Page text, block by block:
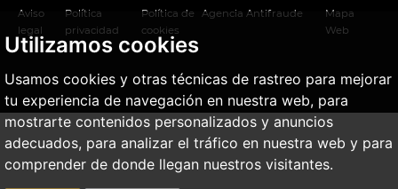
Utilizamos cookies
Usamos cookies y otras técnicas de rastreo para mejorar
tu experiencia de navegación en nuestra web, para
mostrarte contenidos personalizados y anuncios
adecuados, para analizar el tráfico en nuestra web y para
comprender de donde llegan nuestros visitantes.
Aviso
legal
Política
privacidad
Política de
cookies
Agencia Antifraude
Mapa
Web